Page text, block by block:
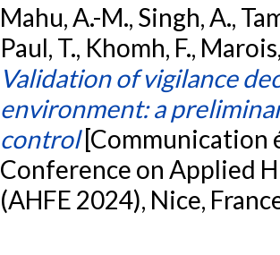
Mahu, A.-M., Singh, A.,
Paul, T., Khomh, F.,
Validation of vigilance
environment: a
control
Conference on Applied
(AHFE 2024), Nice,